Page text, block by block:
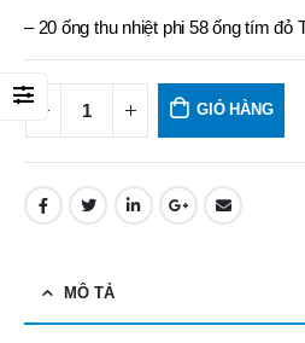
– 20 ống thu nhiệt phi 58 ống tím đỏ
GIỎ HÀNG
MÔ TẢ